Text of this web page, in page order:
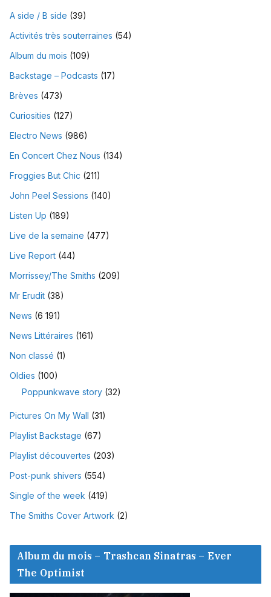
A side / B side (39)
Activités très souterraines (54)
Album du mois (109)
Backstage – Podcasts (17)
Brèves (473)
Curiosities (127)
Electro News (986)
En Concert Chez Nous (134)
Froggies But Chic (211)
John Peel Sessions (140)
Listen Up (189)
Live de la semaine (477)
Live Report (44)
Morrissey/The Smiths (209)
Mr Erudit (38)
News (6 191)
News Littéraires (161)
Non classé (1)
Oldies (100)
Poppunkwave story (32)
Pictures On My Wall (31)
Playlist Backstage (67)
Playlist découvertes (203)
Post-punk shivers (554)
Single of the week (419)
The Smiths Cover Artwork (2)
Album du mois – Trashcan Sinatras – Ever
The Optimist